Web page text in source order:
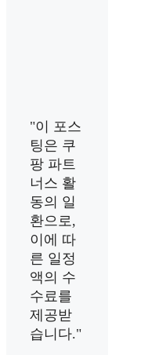
"이 포스
팅은 쿠
팡 파트
너스 활
동의 일
환으로,
이에 따
른 일정
액의 수
수료를
제공받
습니다."